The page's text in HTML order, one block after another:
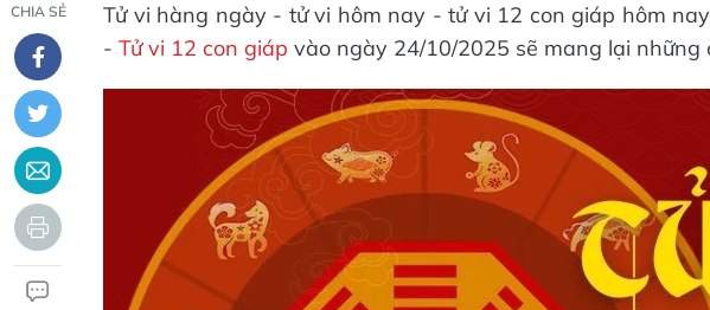
CHIA SẺ
Tử vi hàng ngày - tử vi hôm nay - tử vi 12 con giáp hôm
- Tử vi 12 con giáp vào ngày 24/10/2025 sẽ mang lại những